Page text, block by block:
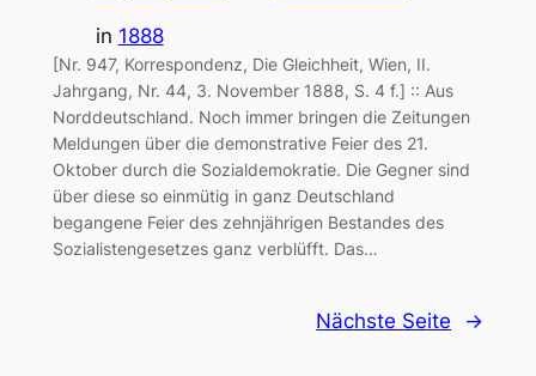
in 1888
[Nr. 947, Korrespondenz, Die Gleichheit, Wien, II.
Jahrgang, Nr. 44, 3. November 1888, S. 4 f.] :: Aus
Norddeutschland. Noch immer bringen die Zeitungen
Meldungen über die demonstrative Feier des 21.
Oktober durch die Sozialdemokratie. Die Gegner sind
über diese so einmütig in ganz Deutschland
begangene Feier des zehnjährigen Bestandes des
Sozialistengesetzes ganz verblüfft. Das…
Nächste Seite →